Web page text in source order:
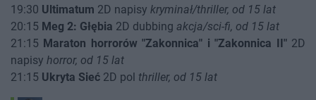
19:30 Ultimatum 2D napisy kryminał/thriller, od 15 lat
20:15 Meg 2: Głębia 2D dubbing akcja/sci-fi, od 15 lat
21:15 Maraton horrorów "Zakonnica" i "Zakonnica II"2D
napisy horror, od 15 lat
21:15 Ukryta Sieć 2D pol thriller, od 15 lat